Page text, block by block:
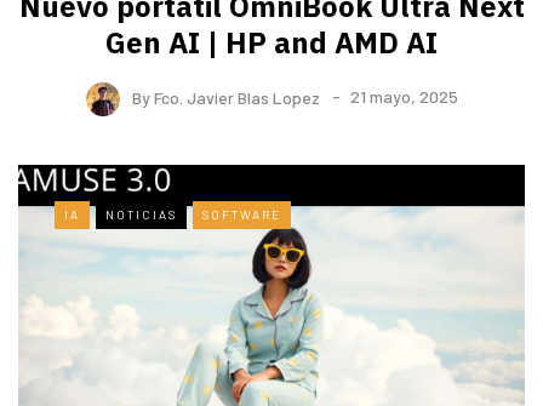
Gen AI | HP and AMD AI
ByFco. Javier Blas Lopez 21 mayo, 2025
IA NOTICIAS SOFTWARE